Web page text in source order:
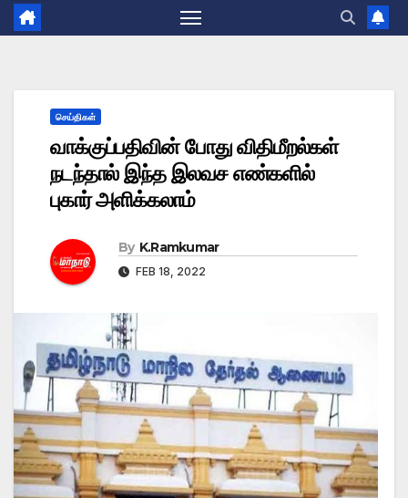
செய்திகள்
வாக்குப்பதிவின் போது விதிமீறல்கள்
நடந்தால் இந்த இலவச எண்களில்
புகார் அளிக்கலாம்
By K.Ramkumar
FEB 18, 2022